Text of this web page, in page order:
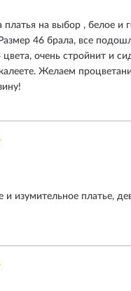
платья на выбор , белое и
46 брала, все
цвета, очень стройнит и
Желаем
и изумительное платье,